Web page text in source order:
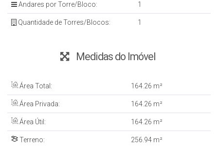
Andares por Torre/Bloco: 1
Quantidade de Torres/Blocos: 1
Medidas do Imóvel
Área Total: 164.26 m²
Área Privada: 164.26 m²
Área Útil: 164.26 m²
Terreno: 256.94 m²